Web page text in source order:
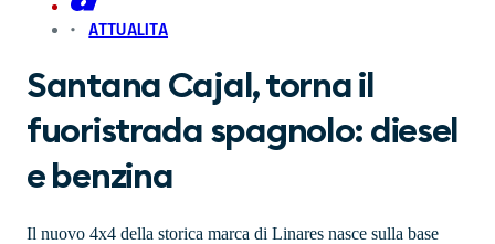
ATTUALITA
Santana Cajal, torna il
fuoristrada spagnolo: diesel
e benzina
Il nuovo 4x4 della storica marca di Linares nasce sulla base